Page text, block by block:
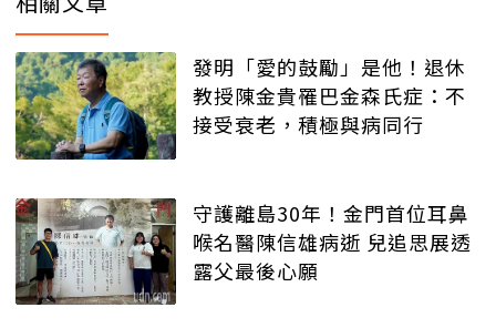
發明「愛的鼓勵」是他！退休
教授陳金貴罹巴金森氏症：不
接受衰老，積極與病同行
守護離島30年！金門首位耳鼻
喉名醫陳信雄病逝 兒追思展透
露父最後心願